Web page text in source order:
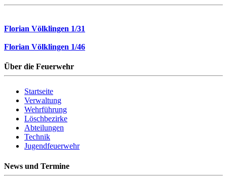
Florian Völklingen 1/31
Florian Völklingen 1/46
Über die Feuerwehr
Startseite
Verwaltung
Wehrführung
Löschbezirke
Abteilungen
Technik
Jugendfeuerwehr
News und Termine